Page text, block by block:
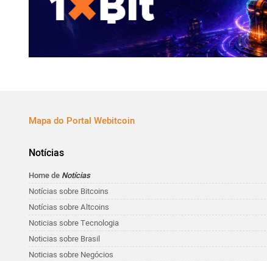
Mapa do Portal Webitcoin
Notícias
Home de Notícias
Notícias sobre Bitcoins
Notícias sobre Altcoins
Noticias sobre Tecnologia
Noticias sobre Brasil
Noticias sobre Negócios